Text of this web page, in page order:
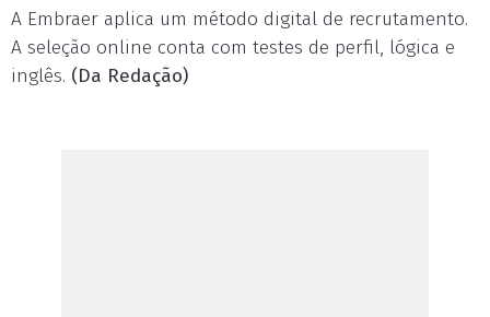
A Embraer aplica um método digital de recrutamento.
A seleção online conta com testes de perfil, lógica e
inglês. (Da Redação)